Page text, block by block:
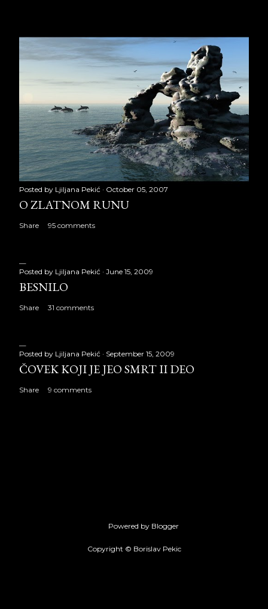
Posted by Ljiljana Pekić October 05, 2007
O ZLATNOM RUNU
Share 95 comments
Posted by Ljiljana Pekić June 15, 2009
BESNILO
Share 31 comments
Posted by Ljiljana Pekić September 15, 2009
ČOVEK KOJI JE JEO SMRT II DEO
Share 9 comments
Powered by Blogger
Copyright © Borislav Pekic